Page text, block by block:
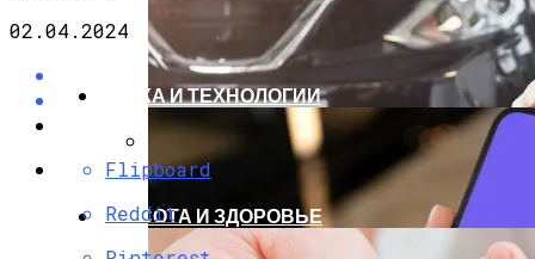
Белорусы Накопили В Альфа-Банке
900 Тыс. Бонусов. Их Хватит, Чтобы
Спасти Жизнь Троим Детям
НАУКА И ТЕХНОЛОГИИ
КРАСОТА И ЗДОРОВЬЕ
02.04.2024
Flipboard
Reddit